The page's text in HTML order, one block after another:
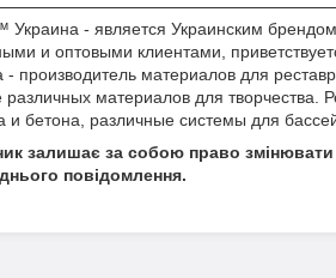
Украина - является Украинским
и оптовыми клиентами,
- производитель материалов для
различных материалов для творчества.
и бетона, различные системы для
залишає за собою право змінювати
повідомлення.